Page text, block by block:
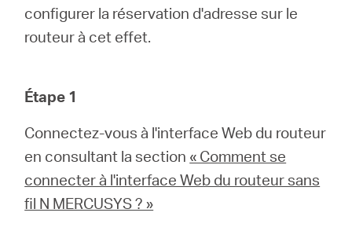
configurer la réservation d'adresse sur le
routeur à cet effet.
Étape 1
Connectez-vous à l'interface Web du routeur
en consultant la section « Comment se
connecter à l'interface Web du routeur sans
fil N MERCUSYS ? »